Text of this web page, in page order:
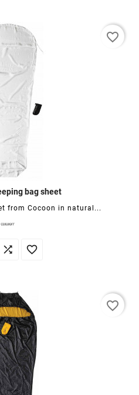
bag sheet
from Cocoon in natural...
 
favorite_border
favorite_border